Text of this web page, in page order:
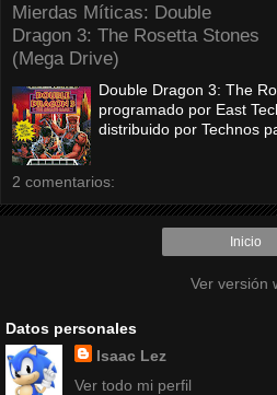
Mierdas Míticas: Double
Dragon 3: The Rosetta Stones
(Mega Drive)
Double Dragon 3: The
programado por East
distribuido por Technos
2 comentarios:
Inicio
Ver versión
Datos personales
Isaac Lez
Ver todo mi perfil